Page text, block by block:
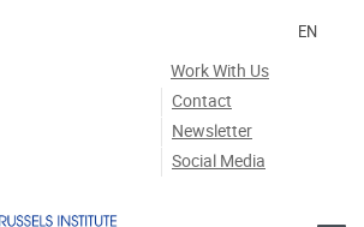
Work With Us
Contact
Newsletter
Social Media
EN